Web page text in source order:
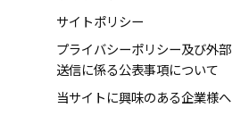
サイトポリシー
プライバシーポリシー及び外部
送信に係る公表事項について
当サイトに興味のある企業様へ